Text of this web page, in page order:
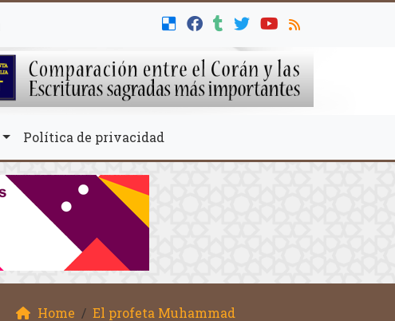
Política de privacidad
Home
El profeta Muhammad